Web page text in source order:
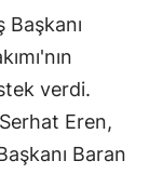
Başkanı
verdi.
Eren,
Baran